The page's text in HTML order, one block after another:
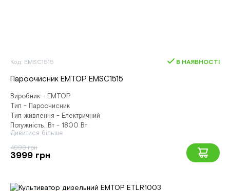
Код: EMSC1515 В НАЯВНОСТІ
Пароочисник EMTOP EMSC1515
Виробник - EMTOP
Тип - Пароочисник
Тип живлення - Електричний
Потужність, Вт - 1800 Вт
Дивитися більше
4999 грн
3999 грн